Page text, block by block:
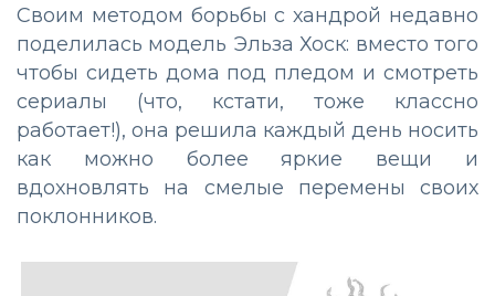
Своим методом борьбы с хандрой недавно
поделилась модель Эльза Хоск: вместо того
чтобы сидеть дома под пледом и смотреть
сериалы (что, кстати, тоже классно
работает!), она решила каждый день носить
как можно более яркие вещи и
вдохновлять на смелые перемены своих
поклонников.